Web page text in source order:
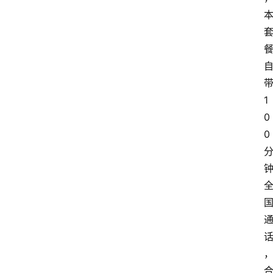
本
套
餐
自
带
1
0
0
分
钟
全
国
通
话
，
合